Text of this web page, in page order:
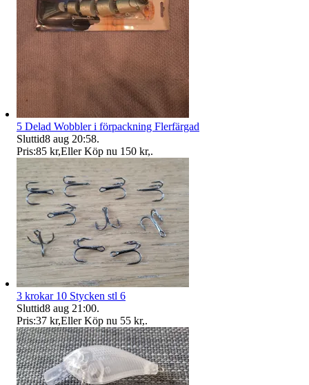
5 Delad Wobbler i förpackning Flerfärgad
Sluttid8 aug 20:58.
Pris:85 kr,Eller Köp nu 150 kr,.
3 krokar 10 Stycken stl 6
Sluttid8 aug 21:00.
Pris:37 kr,Eller Köp nu 55 kr,.